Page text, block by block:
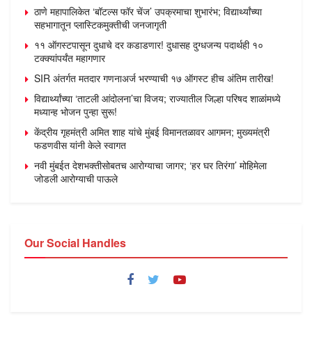
ठाणे महापालिकेत ‘बॉटल्स फॉर चेंज’ उपक्रमाचा शुभारंभ; विद्यार्थ्यांच्या
सहभागातून प्लास्टिकमुक्तीची जनजागृती
११ ऑगस्टपासून दुधाचे दर कडाडणार! दुधासह दुग्धजन्य पदार्थही १०
टक्क्यांपर्यंत महागणार
SIR अंतर्गत मतदार गणनाअर्ज भरण्याची १७ ऑगस्ट हीच अंतिम तारीख!
विद्यार्थ्यांच्या ‘ताटली आंदोलना’चा विजय; राज्यातील जिल्हा परिषद शाळांमध्ये
मध्यान्ह भोजन पुन्हा सुरू!
केंद्रीय गृहमंत्री अमित शाह यांचे मुंबई विमानतळावर आगमन; मुख्यमंत्री
फडणवीस यांनी केले स्वागत
नवी मुंबईत देशभक्तीसोबतच आरोग्याचा जागर; ‘हर घर तिरंगा’ मोहिमेला
जोडली आरोग्याची पाऊले
Our Social Handles